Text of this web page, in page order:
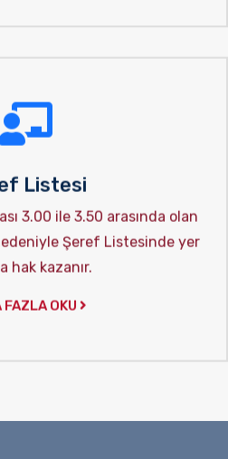
Listesi
3.00 ile 3.50 arasında olan
Şeref Listesinde yer
hak kazanır.
FAZLA OKU